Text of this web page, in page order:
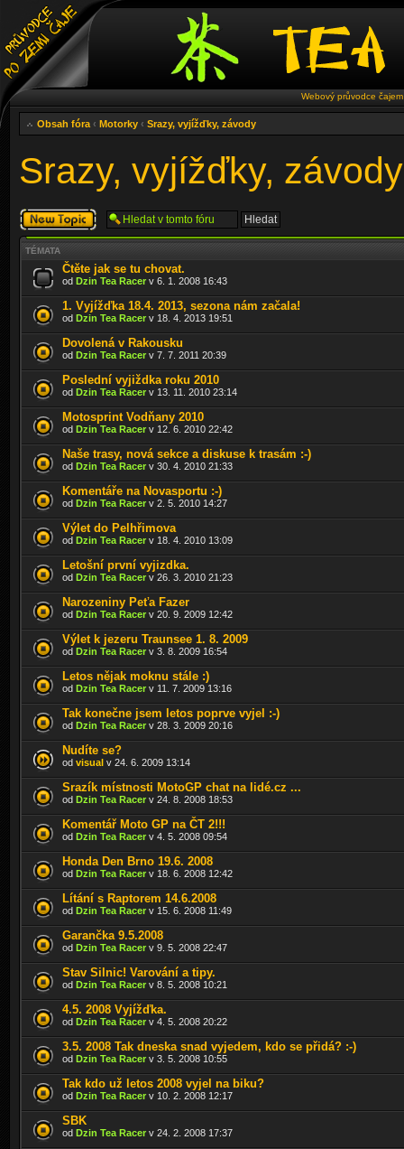
Webový průvodce
Obsah fóra ‹ Motorky ‹ Srazy, vyjížďky, závody
Srazy, vyjížďky, závody
Odeslat nové
téma
TÉMATA
Čtěte jak se tu chovat.
od Dzin Tea Racer v 6. 1. 2008 16:43
1. Vyjížďka 18.4. 2013, sezona nám začala!
od Dzin Tea Racer v 18. 4. 2013 19:51
Dovolená v Rakousku
od Dzin Tea Racer v 7. 7. 2011 20:39
Poslední vyjiždka roku 2010
od Dzin Tea Racer v 13. 11. 2010 23:14
Motosprint Vodňany 2010
od Dzin Tea Racer v 12. 6. 2010 22:42
Naše trasy, nová sekce a diskuse k trasám :-)
od Dzin Tea Racer v 30. 4. 2010 21:33
Komentáře na Novasportu :-)
od Dzin Tea Racer v 2. 5. 2010 14:27
Výlet do Pelhřimova
od Dzin Tea Racer v 18. 4. 2010 13:09
Letošní první vyjizdka.
od Dzin Tea Racer v 26. 3. 2010 21:23
Narozeniny Peťa Fazer
od Dzin Tea Racer v 20. 9. 2009 12:42
Výlet k jezeru Traunsee 1. 8. 2009
od Dzin Tea Racer v 3. 8. 2009 16:54
Letos nějak moknu stále :)
od Dzin Tea Racer v 11. 7. 2009 13:16
Tak konečne jsem letos poprve vyjel :-)
od Dzin Tea Racer v 28. 3. 2009 20:16
Nudíte se?
od visual v 24. 6. 2009 13:14
Srazík místnosti MotoGP chat na lidé.cz ...
od Dzin Tea Racer v 24. 8. 2008 18:53
Komentář Moto GP na ČT 2!!!
od Dzin Tea Racer v 4. 5. 2008 09:54
Honda Den Brno 19.6. 2008
od Dzin Tea Racer v 18. 6. 2008 12:42
Lítání s Raptorem 14.6.2008
od Dzin Tea Racer v 15. 6. 2008 11:49
Garančka 9.5.2008
od Dzin Tea Racer v 9. 5. 2008 22:47
Stav Silnic! Varování a tipy.
od Dzin Tea Racer v 8. 5. 2008 10:21
4.5. 2008 Vyjížďka.
od Dzin Tea Racer v 4. 5. 2008 20:22
3.5. 2008 Tak dneska snad vyjedem, kdo se přidá? :-)
od Dzin Tea Racer v 3. 5. 2008 10:55
Tak kdo už letos 2008 vyjel na biku?
od Dzin Tea Racer v 10. 2. 2008 12:17
SBK
od Dzin Tea Racer v 24. 2. 2008 17:37